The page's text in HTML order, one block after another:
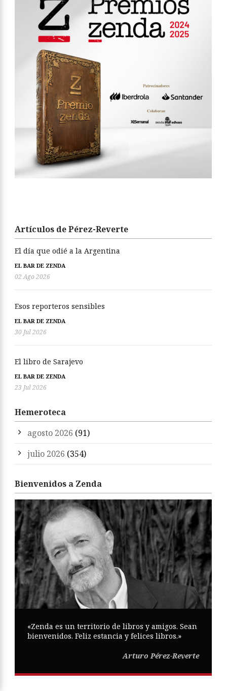
Artículos de Pérez-Reverte
El día que odié a la Argentina
EL BAR DE ZENDA
02 Ago 2026
Esos reporteros sensibles
EL BAR DE ZENDA
30 Jul 2026
El libro de Sarajevo
EL BAR DE ZENDA
23 Jul 2026
Hemeroteca
agosto 2026 (91)
julio 2026 (354)
Bienvenidos a Zenda
«Zenda es un territorio de libros y amigos. Sean
bienvenidos. Feliz estancia y felices libros.»
Arturo Pérez-Reverte